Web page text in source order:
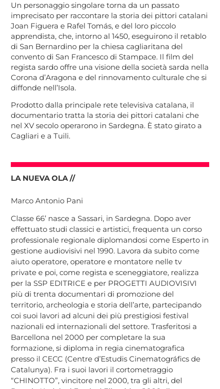
Un personaggio singolare torna da un passato
imprecisato per raccontare la storia dei pittori catalani
Joan Figuera e Rafel Tomás, e del loro piccolo
apprendista, che, intorno al 1450, eseguirono il retablo
di San Bernardino per la chiesa cagliaritana del
convento di San Francesco di Stampace. Il film del
regista sardo offre una visione della società sarda nella
Corona d’Aragona e del rinnovamento culturale che si
diffonde nell’Isola.
Prodotto dalla principale rete televisiva catalana, il
documentario tratta la storia dei pittori catalani che
nel XV secolo operarono in Sardegna. È stato girato a
Cagliari e a Tuili.
LA NUEVA OLA //
Marco Antonio Pani
Classe 66’ nasce a Sassari, in Sardegna. Dopo aver
effettuato studi classici e artistici, frequenta un corso
professionale regionale diplomandosi come Esperto in
gestione audiovisivi nel 1990. Lavora da subito come
aiuto operatore, operatore e montatore nelle tv
private e poi, come regista e sceneggiatore, realizza
per la SSP EDITRICE e per PROGETTI AUDIOVISIVI
più di trenta documentari di promozione del
territorio, archeologia e storia dell’arte, partecipando
coi suoi lavori ad alcuni dei più prestigiosi festival
nazionali ed internazionali del settore. Trasferitosi a
Barcellona nel 2000 per completare la sua
formazione, si diploma in regia cinematografica
presso il CECC (Centre d’Estudis Cinematográfics de
Catalunya). Fra i suoi lavori il cortometraggio
“CHINOTTO”, vincitore nel 2000, tra gli altri, del